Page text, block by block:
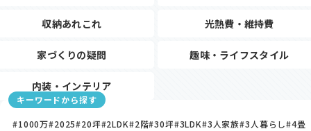
0120-666-940
イベント予約
収納あれこれ 光熱費・維持費
家づくりの疑問 趣味・ライフスタイル
内装・インテリア
キーワードから探す
#1000万#2025#20坪#2LDK#2階#30坪#3LDK#3人家族#3人暮らし#4畳